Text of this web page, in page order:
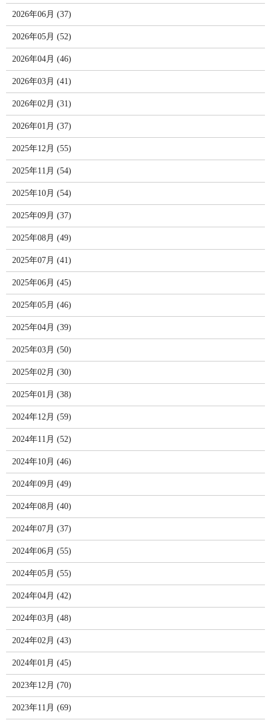
2026年06月 (37)
2026年05月 (52)
2026年04月 (46)
2026年03月 (41)
2026年02月 (31)
2026年01月 (37)
2025年12月 (55)
2025年11月 (54)
2025年10月 (54)
2025年09月 (37)
2025年08月 (49)
2025年07月 (41)
2025年06月 (45)
2025年05月 (46)
2025年04月 (39)
2025年03月 (50)
2025年02月 (30)
2025年01月 (38)
2024年12月 (59)
2024年11月 (52)
2024年10月 (46)
2024年09月 (49)
2024年08月 (40)
2024年07月 (37)
2024年06月 (55)
2024年05月 (55)
2024年04月 (42)
2024年03月 (48)
2024年02月 (43)
2024年01月 (45)
2023年12月 (70)
2023年11月 (69)